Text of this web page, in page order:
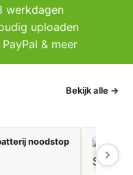
werkdagen
uploaden
PayPal & meer
Bekijk alle →
noodstop